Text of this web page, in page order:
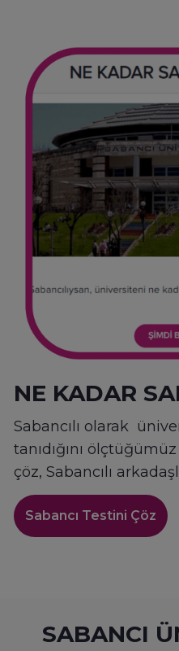
NE KADAR
Sabancılı olarak
tanıdığını
çöz, Sabancılı
Sabancı Testini Çöz
SABANCI